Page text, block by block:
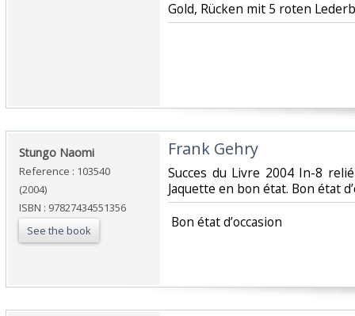
Gold, Rücken mit 5 roten
‎Stungo Naomi‎
Reference : 103540
(2004)
ISBN : 97827434551356
See the book
‎Frank Gehry‎
‎Succes du Livre 2004 In-8
Jaquette en bon état. Bon état
‎ Bon état d’occasion ‎